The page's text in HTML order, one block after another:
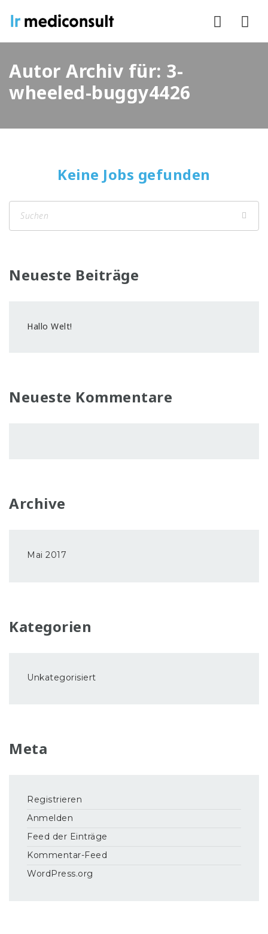
Autor Archiv für: 3-
wheeled-buggy4426
Keine Jobs gefunden
Neueste Beiträge
Hallo Welt!
Neueste Kommentare
Archive
Mai 2017
Kategorien
Unkategorisiert
Meta
Registrieren
Anmelden
Feed der Einträge
Kommentar-Feed
WordPress.org